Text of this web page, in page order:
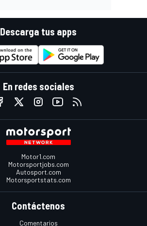
Descarga tus apps
En redes sociales
Motor1.com
Motorsportjobs.com
Autosport.com
Motorsportstats.com
Contáctenos
Comentarios